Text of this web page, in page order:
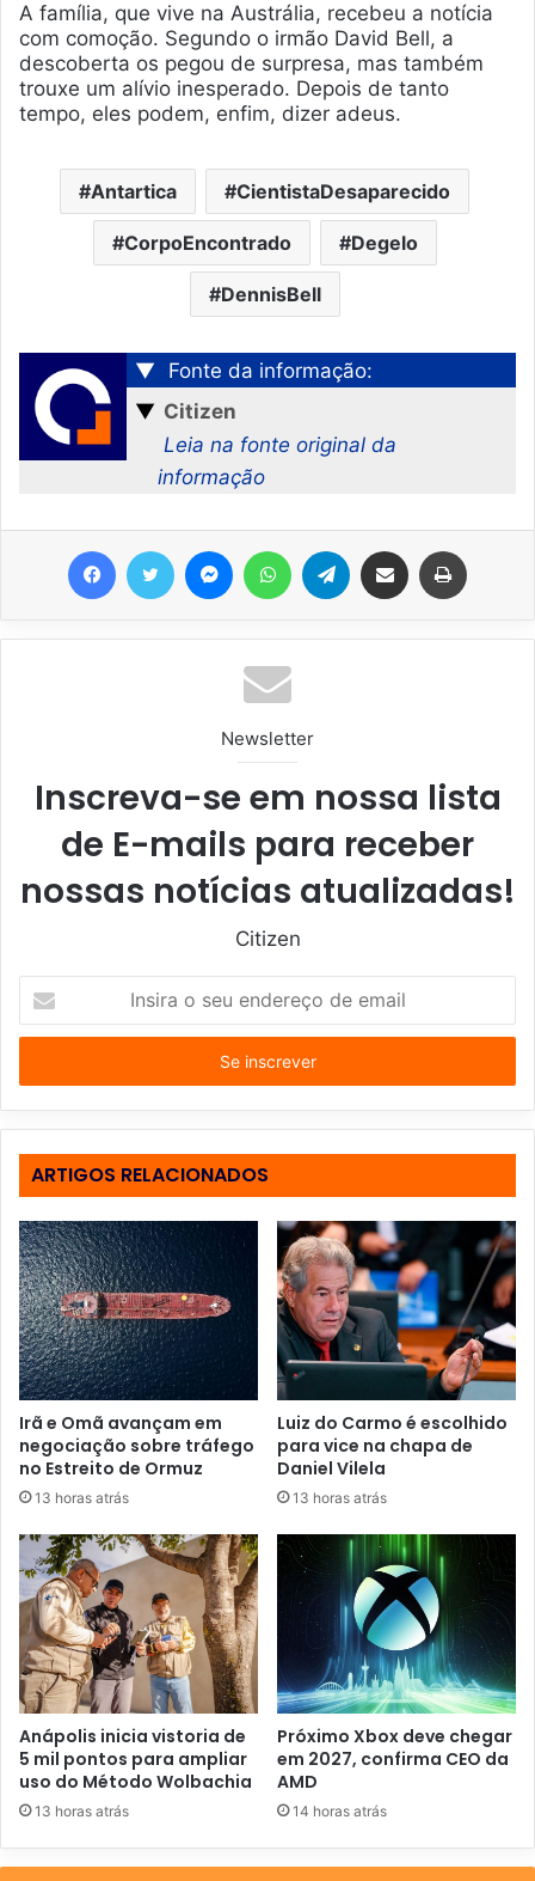
A família, que vive na Austrália, recebeu a notícia
com comoção. Segundo o irmão David Bell, a
descoberta os pegou de surpresa, mas também
trouxe um alívio inesperado. Depois de tanto
tempo, eles podem, enfim, dizer adeus.
Antartica CientistaDesaparecido
CorpoEncontrado Degelo
DennisBell
▼
Fonte da informação:
▼ Citizen
Leia na fonte original da
informação
Newsletter
Inscreva-se em nossa lista
de E-mails para receber
nossas notícias atualizadas!
Citizen
s
r
a
e
n
d
e
r
e
ç
o
d
e
e
a
i
l
ARTIGOS RELACIONADOS
Irã e Omã avançam em
negociação sobre tráfego
no Estreito de Ormuz
13 horas atrás
Luiz do Carmo é escolhido
para vice na chapa de
Daniel Vilela
13 horas atrás
Anápolis inicia vistoria de
5 mil pontos para ampliar
uso do Método Wolbachia
13 horas atrás
Próximo Xbox deve chegar
em 2027, confirma CEO da
AMD
14 horas atrás